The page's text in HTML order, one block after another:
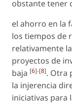
obstante tener
el ahorro en la
los tiempos de
relativamente
proyectos de
baja [6]-[8]. Otra
la injerencia
iniciativas para